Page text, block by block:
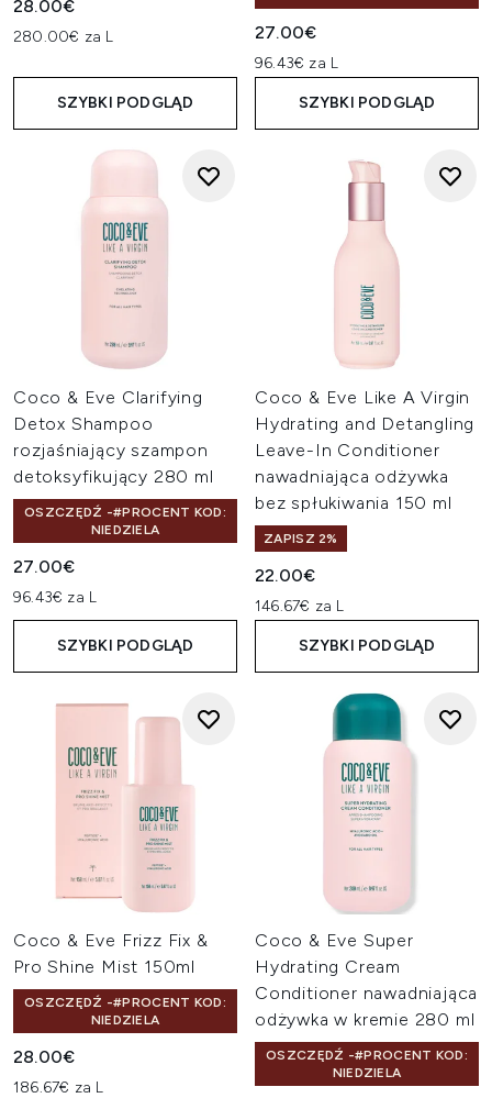
28.00€
280.00€ za L
SZYBKI PODGLĄD
27.00€
96.43€ za L
SZYBKI PODGLĄD
Coco & Eve Clarifying
Detox Shampoo
rozjaśniający szampon
detoksyfikujący 280 ml
OSZCZĘDŹ -#PROCENT KOD:
NIEDZIELA
27.00€
96.43€ za L
SZYBKI PODGLĄD
Coco & Eve Like A Virgin
Hydrating and Detangling
Leave-In Conditioner
nawadniająca odżywka
bez spłukiwania 150 ml
ZAPISZ 2%
22.00€
146.67€ za L
SZYBKI PODGLĄD
Coco & Eve Frizz Fix &
Pro Shine Mist 150ml
OSZCZĘDŹ -#PROCENT KOD:
NIEDZIELA
28.00€
186.67€ za L
Coco & Eve Super
Hydrating Cream
Conditioner nawadniająca
odżywka w kremie 280 ml
OSZCZĘDŹ -#PROCENT KOD:
NIEDZIELA